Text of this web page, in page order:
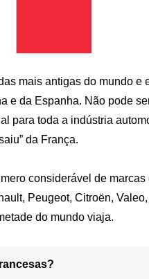
mais antigas do mundo
e da Espanha. Não pode
para toda a indústria
da França.
considerável de
Peugeot, Citroën,
do mundo viaja.